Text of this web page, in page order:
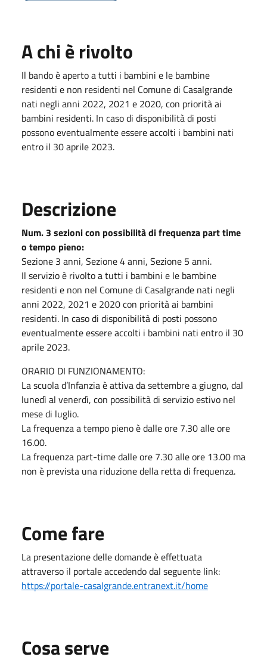
A chi è rivolto
Il bando è aperto a tutti i bambini e le bambine
residenti e non residenti nel Comune di Casalgrande
nati negli anni 2022, 2021 e 2020, con priorità ai
bambini residenti. In caso di disponibilità di posti
possono eventualmente essere accolti i bambini nati
entro il 30 aprile 2023.
Descrizione
Num. 3 sezioni con possibilità di frequenza part time
o tempo pieno:
Sezione 3 anni, Sezione 4 anni, Sezione 5 anni.
Il servizio è rivolto a tutti i bambini e le bambine
residenti e non nel Comune di Casalgrande nati negli
anni 2022, 2021 e 2020 con priorità ai bambini
residenti. In caso di disponibilità di posti possono
eventualmente essere accolti i bambini nati entro il 30
aprile 2023.
ORARIO DI FUNZIONAMENTO:
La scuola d’Infanzia è attiva da settembre a giugno, dal
lunedì al venerdì, con possibilità di servizio estivo nel
mese di luglio.
La frequenza a tempo pieno è dalle ore 7.30 alle ore
16.00.
La frequenza part-time dalle ore 7.30 alle ore 13.00 ma
non è prevista una riduzione della retta di frequenza.
Come fare
La presentazione delle domande è effettuata
attraverso il portale accedendo dal seguente link:
https://portale-casalgrande.entranext.it/home
Cosa serve